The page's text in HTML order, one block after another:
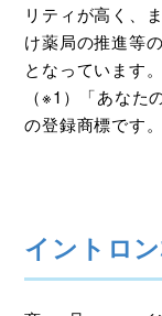
リティが高く、
け薬局の推進等
となっています。
（※1）「あなた
の登録商標です。
イントロ